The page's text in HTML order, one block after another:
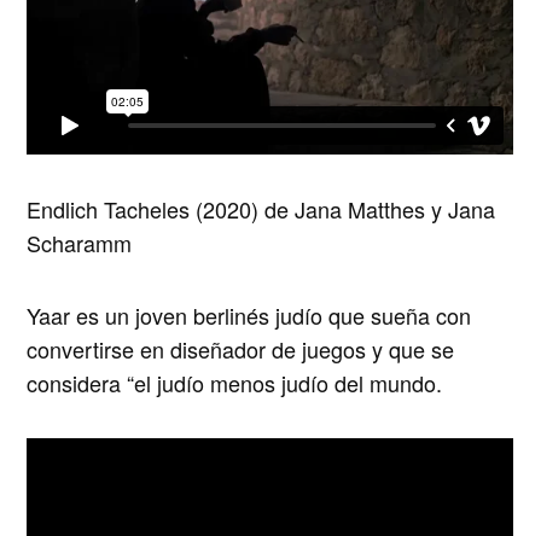
Endlich Tacheles (2020) de Jana Matthes y Jana
Scharamm
Yaar es un joven berlinés judío que sueña con
convertirse en diseñador de juegos y que se
considera “el judío menos judío del mundo.